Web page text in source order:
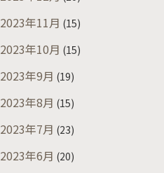
2023年11月 (15)
2023年10月 (15)
2023年9月 (19)
2023年8月 (15)
2023年7月 (23)
2023年6月 (20)